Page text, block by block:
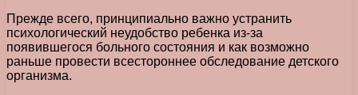
Прежде всего, принципиально важно устранить
психологический неудобство ребенка из-за
появившегося больного состояния и как возможно
раньше провести всестороннее обследование детского
организма.